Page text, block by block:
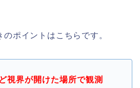
ポイントはこちらです。
視界が開けた場所で観測